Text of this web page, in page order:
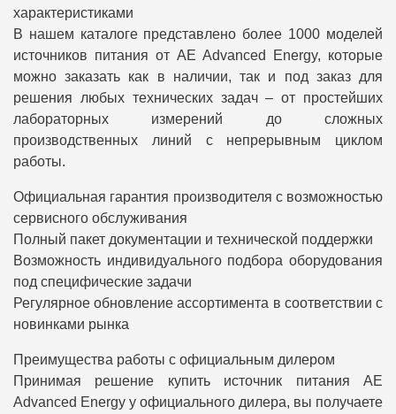
характеристиками
В нашем каталоге представлено более 1000 моделей
источников питания от AE Advanced Energy, которые
можно заказать как в наличии, так и под заказ для
решения любых технических задач – от простейших
лабораторных измерений до сложных
производственных линий с непрерывным циклом
работы.
Официальная гарантия производителя с возможностью
сервисного обслуживания
Полный пакет документации и технической поддержки
Возможность индивидуального подбора оборудования
под специфические задачи
Регулярное обновление ассортимента в соответствии с
новинками рынка
Преимущества работы с официальным дилером
Принимая решение купить источник питания AE
Advanced Energy у официального дилера, вы получаете